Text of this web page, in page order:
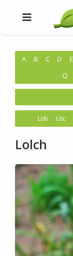
A B C D E
Q
Lob Löc
Lolch